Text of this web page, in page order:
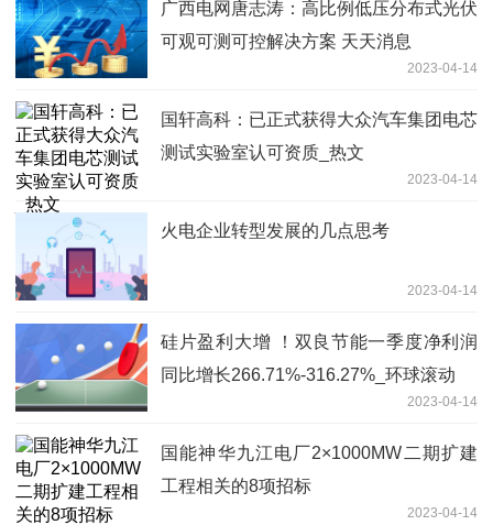
广西电网唐志涛：高比例低压分布式光伏
可观可测可控解决方案 天天消息
2023-04-14
国轩高科：已正式获得大众汽车集团电芯
测试实验室认可资质_热文
2023-04-14
火电企业转型发展的几点思考
2023-04-14
硅片盈利大增 ！双良节能一季度净利润
同比增长266.71%-316.27%_环球滚动
2023-04-14
国能神华九江电厂2×1000MW二期扩建
工程相关的8项招标
2023-04-14